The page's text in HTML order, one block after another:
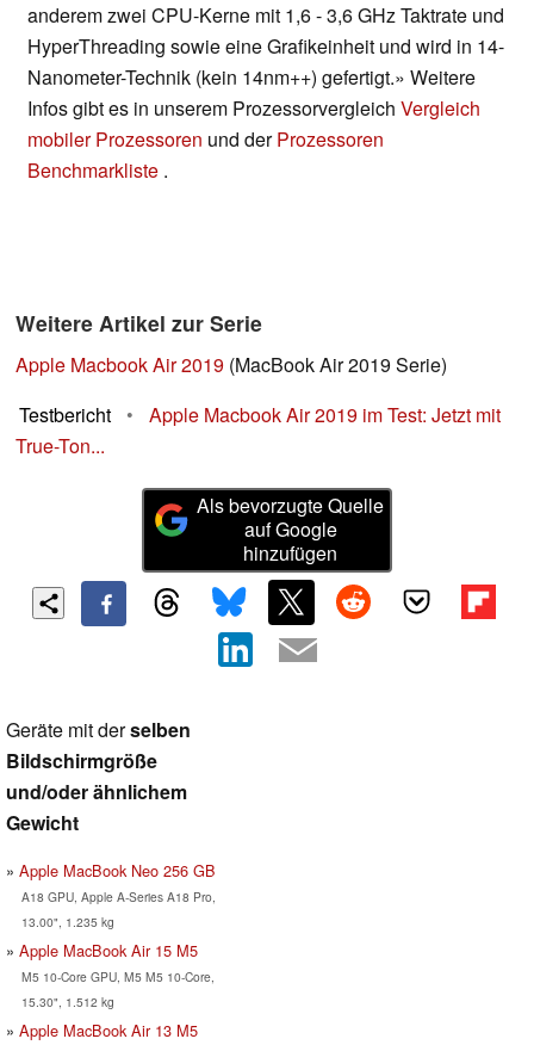
anderem zwei CPU-Kerne mit 1,6 - 3,6 GHz Taktrate und
HyperThreading sowie eine Grafikeinheit und wird in 14-
Nanometer-Technik (kein 14nm++) gefertigt.» Weitere
Infos gibt es in unserem Prozessorvergleich Vergleich
mobiler Prozessoren und derProzessoren
Benchmarkliste .
Weitere Artikel zur Serie
Apple Macbook Air 2019 (MacBook Air 2019 Serie)
Testbericht
•
Apple Macbook Air 2019 im Test: Jetzt mit
True-Ton...
Als bevorzugte Quelle
auf Google
hinzufügen
Geräte mit derselben
Bildschirmgröße
und/oder ähnlichem
Gewicht
Apple MacBook Neo 256 GB
A18 GPU, Apple A-Series A18 Pro,
13.00", 1.235 kg
Apple MacBook Air 15 M5
M5 10-Core GPU, M5 M5 10-Core,
15.30", 1.512 kg
Apple MacBook Air 13 M5